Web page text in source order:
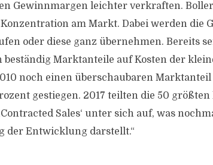
Gewinnmargen leichter verkraften.
am Markt. Dabei werden die
oder diese ganz übernehmen. Bereits
beständig Marktanteile auf Kosten der
noch einen überschaubaren
gestiegen. 2017 teilten die 50
Sales‘ unter sich auf, was
der Entwicklung darstellt.“